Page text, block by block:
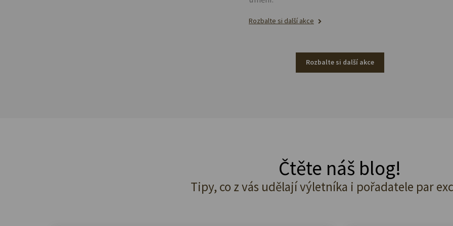
Rozbalte si další akce
Rozbalte si další akce
Čtěte náš blog!
Tipy, co z vás udělají výletníka i pořadatele par